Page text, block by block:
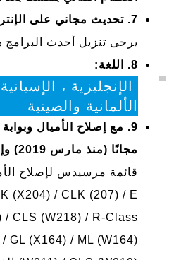
7. تحديث مجاني على الإنترنت مدى الحياة.
يرجى تنزيل أحدث البرامج
8. اللغة:
الإنجليزية ،
الألمانية والصينية
9. مع إصلاح الأميال
مجانًا (منذ مارس 2019) وإصلاح الأميال FBS4.
قائمة مرسيدس لإصلاح
(X204) / CLK (207) / E
/ CLS (W218) / R-Class